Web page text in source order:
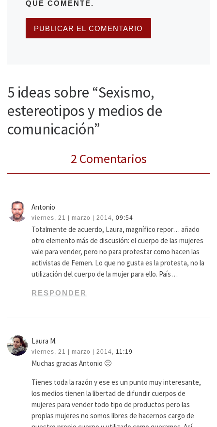
QUE COMENTE.
5 ideas sobre “Sexismo,
estereotipos y medios de
comunicación”
2 Comentarios
Antonio
viernes, 21 | marzo | 2014, 09:54
Totalmente de acuerdo, Laura, magnífico repor… añado
otro elemento más de discusión: el cuerpo de las mujeres
vale para vender, pero no para protestar como hacen las
activistas de Femen. Lo que no gusta es la protesta, no la
utilización del cuerpo de la mujer para ello. País…
RESPONDER
Laura M.
viernes, 21 | marzo | 2014, 11:19
Muchas gracias Antonio 🙂
Tienes toda la razón y ese es un punto muy interesante,
los medios tienen la libertad de difundir cuerpos de
mujeres para vender todo tipo de productos pero las
propias mujeres no somos libres de hacernos cargo de